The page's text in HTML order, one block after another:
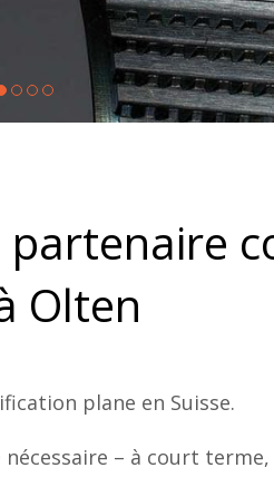
partenaire
Olten
plane en Suisse.
– à court